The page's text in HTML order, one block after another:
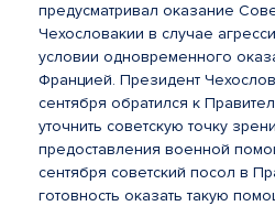
предусматривал оказание
Чехословакии в случае
условии одновременного
Францией. Президент
сентября обратился к
уточнить советскую точку
предоставления военной
сентября советский посол в
готовность оказать такую